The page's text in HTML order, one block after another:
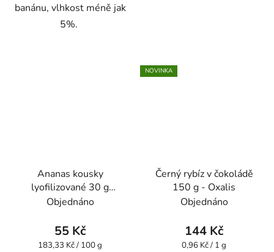
banánu, vlhkost méně jak
5%.
Ananas kousky
lyofilizované 30 g
VitaCup
Objednáno
55 Kč
Měrná
183,33 Kč / 100 g
NOVINKA
Černý rybíz v čokoládě
150 g - Oxalis
Objednáno
144 Kč
Měrná
0,96 Kč / 1 g